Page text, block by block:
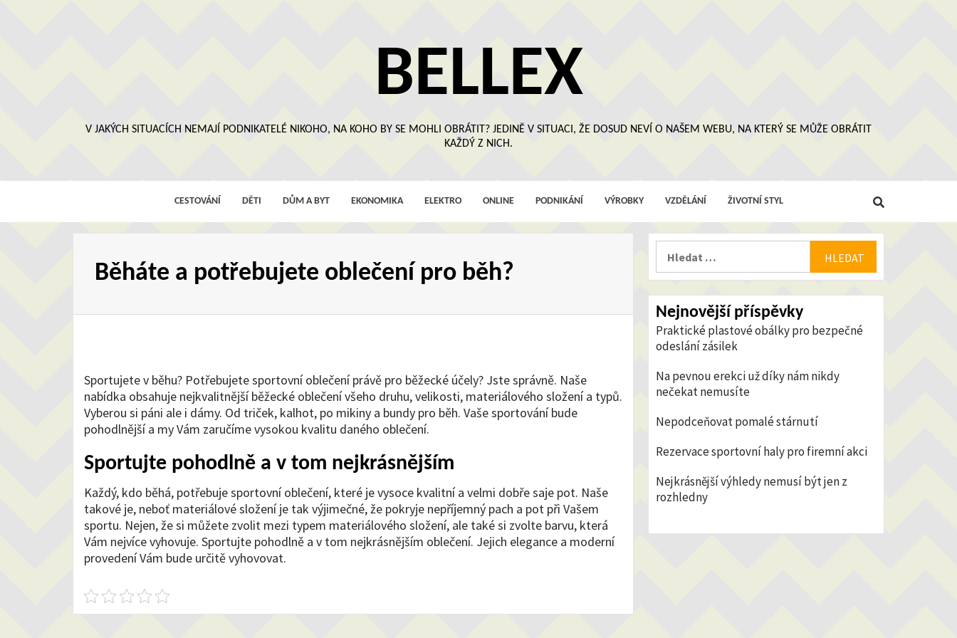
BELLEX
V JAKÝCH SITUACÍCH NEMAJÍ PODNIKATELÉ NIKOHO, NA KOHO BY SE MOHLI OBRÁTIT? JEDINĚ V SITUACI, ŽE DOSUD NEVÍ O NAŠEM WEBU, NA KTERÝ SE MŮŽE OBRÁTIT
KAŽDÝ Z NICH.
CESTOVÁNÍ DĚTI DŮM A BYT EKONOMIKA ELEKTRO ONLINE PODNIKÁNÍ VÝROBKY VZDĚLÁNÍ ŽIVOTNÍ STYL
Běháte a potřebujete oblečení pro běh?
Sportujete v běhu? Potřebujetesportovní oblečeníprávě pro běžecké účely? Jste správně. Naše
nabídka obsahuje nejkvalitnější běžecké oblečení všeho druhu, velikosti, materiálového složení a typů.
Vyberou si páni ale i dámy. Od triček, kalhot, po mikiny a bundy pro běh. Vaše sportování bude
pohodlnější a my Vám zaručíme vysokou kvalitu daného oblečení.
Sportujte pohodlně a v tom nejkrásnějším
Každý, kdo běhá, potřebuje sportovní oblečení, které je vysoce kvalitní a velmi dobře saje pot. Naše
takové je, neboť materiálové složení je tak výjimečné, že pokryje nepříjemný pach a pot při Vašem
sportu. Nejen, že si můžete zvolit mezi typem materiálového složení, ale také si zvolte barvu, která
Vám nejvíce vyhovuje. Sportujte pohodlně a v tom nejkrásnějším oblečení. Jejich elegance a moderní
provedení Vám bude určitě vyhovovat.
Nejnovější příspěvky
Praktické plastové obálky pro bezpečné
odeslání zásilek
Na pevnou erekci už díky nám nikdy
nečekat nemusíte
Nepodceňovat pomalé stárnutí
Rezervace sportovní haly pro firemní akci
Nejkrásnější výhledy nemusí být jen z
rozhledny